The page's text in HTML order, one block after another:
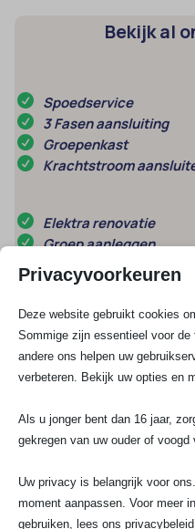
Bekijk al
Spoedservice
3 Fasen aansluiting
Groepenkast
Krachtstroom
Elektra renovatie
Groep aanleggen
Kookgroep aansluiten
Stopcontact aansluiten
Schakelmateriaal
UTP / COAX
Lampen installeren
Wat zijn de grootste
laadpaal installatie
Privacyvoorkeuren
Deze website gebruikt cookies
Sommige zijn essentieel voor
andere ons helpen uw
verbeteren. Bekijk uw opties en
Als u jonger bent dan 16 jaar,
gekregen van uw ouder of
Uw privacy is belangrijk voor
moment aanpassen. Voor meer
gebruiken, lees ons